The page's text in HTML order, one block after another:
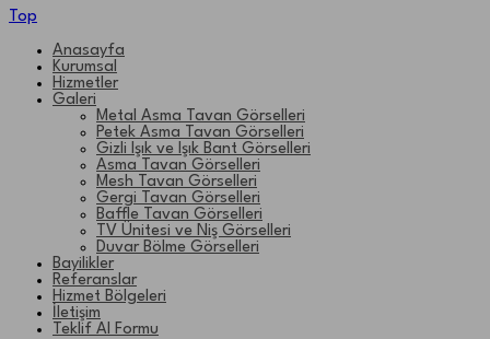
Top
Anasayfa
Kurumsal
Hizmetler
Galeri
Metal Asma Tavan Görselleri
Petek Asma Tavan Görselleri
Gizli Işık ve Işık Bant Görselleri
Asma Tavan Görselleri
Mesh Tavan Görselleri
Gergi Tavan Görselleri
Baffle Tavan Görselleri
TV Ünitesi ve Niş Görselleri
Duvar Bölme Görselleri
Bayilikler
Referanslar
Hizmet Bölgeleri
İletişim
Teklif Al Formu